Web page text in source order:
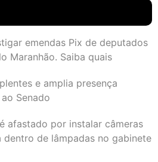
emendas Pix de deputados
Maranhão. Saiba quais
e amplia presença
Senado
afastado por instalar câmeras
dentro de lâmpadas no gabinete